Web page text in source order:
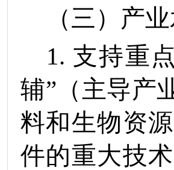
（三） 产业
1. 支持重点
辅”（主导产
料和生物资
件的重大技